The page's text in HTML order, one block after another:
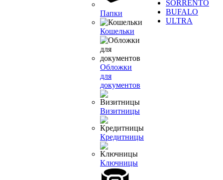
Папки
Кошельки
Обложки
для
документов
Визитницы
Кредитницы
Ключницы
SORRENTO
BUFALO
ULTRA